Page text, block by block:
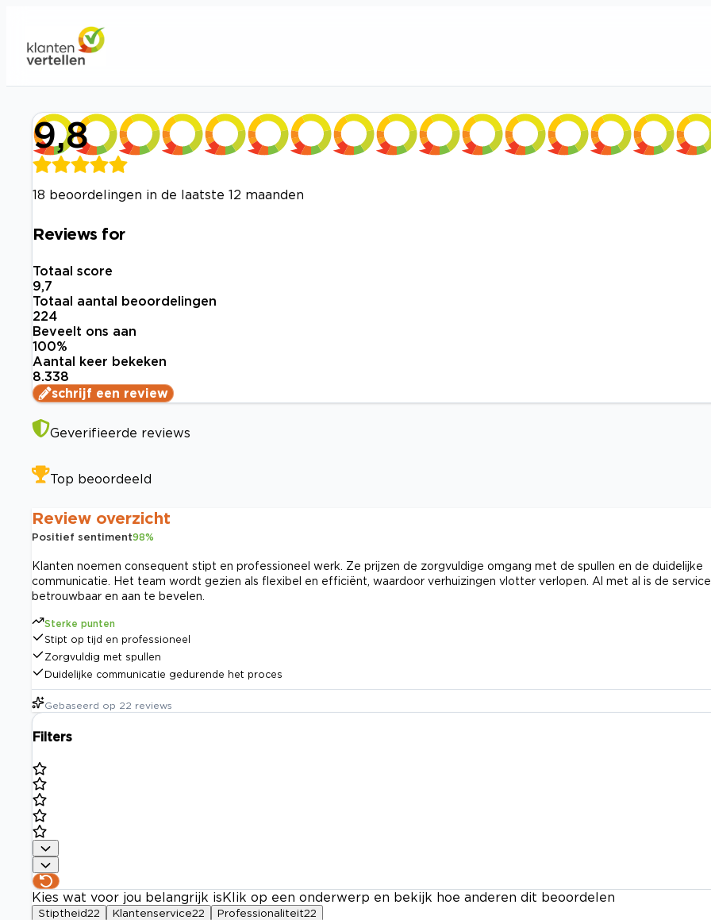
9,8
18 beoordelingen in de laatste 12 maanden
Reviews for
Totaal score
9,7
Totaal aantal beoordelingen
224
Beveelt ons aan
100%
Aantal keer bekeken
8.338
schrijf een review
Geverifieerde reviews
Top beoordeeld
Review overzicht
Positief sentiment98%
Klanten noemen consequent stipt en professioneel werk. Ze prijzen de zorgvuldige omgang met de spullen en de duidelijke
communicatie. Het team wordt gezien als flexibel en efficiënt, waardoor verhuizingen vlotter verlopen. Al met al is de service
betrouwbaar en aan te bevelen.
Sterke punten
Stipt op tijd en professioneel
Zorgvuldig met spullen
Duidelijke communicatie gedurende het proces
Gebaseerd op 22 reviews
Filters
Kies wat voor jou belangrijk is Klik op een onderwerp en bekijk hoe anderen dit beoordelen
Stiptheid22 Klantenservice22 Professionaliteit22